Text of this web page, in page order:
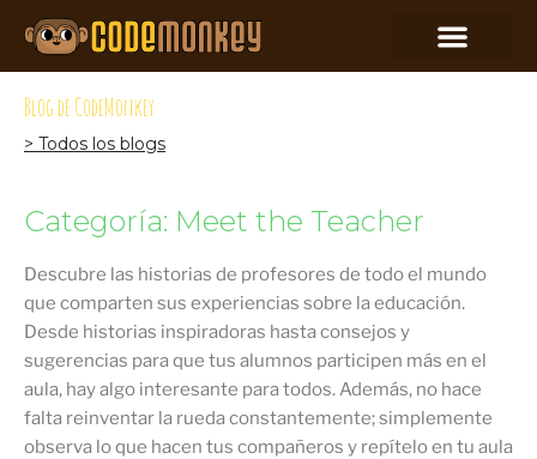
Blog de CodeMonkey
> Todos los blogs
Categoría: Meet the Teacher
Descubre las historias de profesores de todo el mundo
que comparten sus experiencias sobre la educación.
Desde historias inspiradoras hasta consejos y
sugerencias para que tus alumnos participen más en el
aula, hay algo interesante para todos. Además, no hace
falta reinventar la rueda constantemente; simplemente
observa lo que hacen tus compañeros y repítelo en tu aula